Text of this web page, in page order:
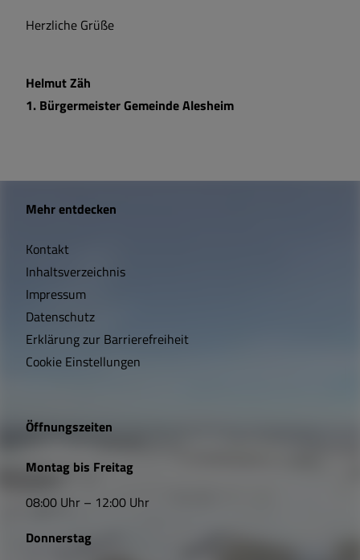
Herzliche Grüße
Helmut Zäh
1. Bürgermeister Gemeinde Alesheim
W
c
h
t
i
e
L
n
k
Mehr entdecken
Kontakt
Inhaltsverzeichnis
Impressum
Datenschutz
Erklärung zur Barrierefreiheit
Cookie Einstellungen
Öffnungszeiten
Montag bis Freitag
08:00 Uhr – 12:00 Uhr
Donnerstag